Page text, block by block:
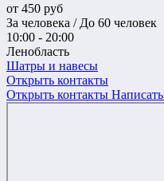
от 450 руб
За человека / До 60 человек
10:00 - 20:00
Ленобласть
Шатры и навесы
Открыть контакты
Открыть контакты Написать